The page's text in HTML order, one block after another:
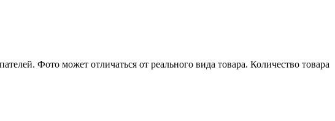
Фото может отличаться от реального вида товара. Количество товара